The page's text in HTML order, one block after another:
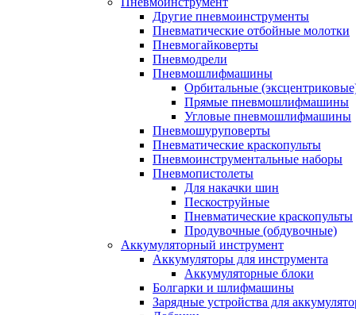
Другие пневмоинструменты
Пневматические отбойные молотки
Пневмогайковерты
Пневмодрели
Пневмошлифмашины
Орбитальные
Прямые пневмошлифмашины
Угловые пневмошлифмашины
Пневмошуруповерты
Пневматические краскопульты
Пневмоинструментальные наборы
Пневмопистолеты
Для накачки шин
Пескоструйные
Пневматические краскопульты
Продувочные (обдувочные)
Аккумуляторный инструмент
Аккумуляторы для инструмента
Аккумуляторные блоки
Болгарки и шлифмашины
Зарядные устройства для